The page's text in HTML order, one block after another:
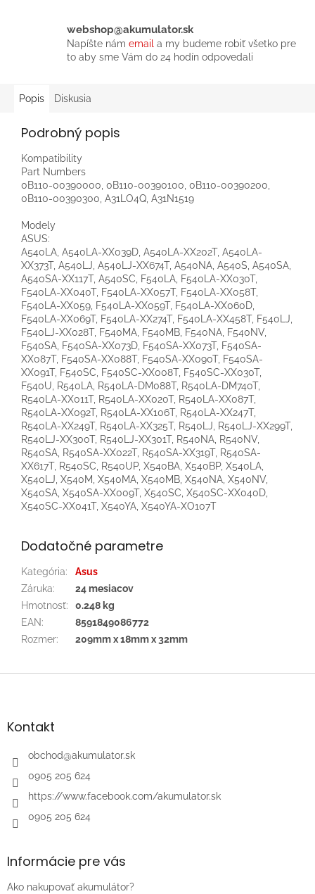
webshop@akumulator.sk
Napíšte nám email a my budeme robiť všetko pre
to aby sme Vám do 24 hodín odpovedali
Popis Diskusia
Podrobný popis
Kompatibility
Part Numbers
0B110-00390000, 0B110-00390100, 0B110-00390200,
0B110-00390300, A31LO4Q, A31N1519
Modely
ASUS:
A540LA, A540LA-XX039D, A540LA-XX202T, A540LA-
XX373T, A540LJ, A540LJ-XX674T, A540NA, A540S, A540SA,
A540SA-XX117T, A540SC, F540LA, F540LA-XX030T,
F540LA-XX040T, F540LA-XX057T, F540LA-XX058T,
F540LA-XX059, F540LA-XX059T, F540LA-XX060D,
F540LA-XX069T, F540LA-XX274T, F540LA-XX458T, F540LJ,
F540LJ-XX028T, F540MA, F540MB, F540NA, F540NV,
F540SA, F540SA-XX073D, F540SA-XX073T, F540SA-
XX087T, F540SA-XX088T, F540SA-XX090T, F540SA-
XX091T, F540SC, F540SC-XX008T, F540SC-XX030T,
F540U, R540LA, R540LA-DM088T, R540LA-DM740T,
R540LA-XX011T, R540LA-XX020T, R540LA-XX087T,
R540LA-XX092T, R540LA-XX106T, R540LA-XX247T,
R540LA-XX249T, R540LA-XX325T, R540LJ, R540LJ-XX299T,
R540LJ-XX300T, R540LJ-XX301T, R540NA, R540NV,
R540SA, R540SA-XX022T, R540SA-XX319T, R540SA-
XX617T, R540SC, R540UP, X540BA, X540BP, X540LA,
X540LJ, X540M, X540MA, X540MB, X540NA, X540NV,
X540SA, X540SA-XX009T, X540SC, X540SC-XX040D,
X540SC-XX041T, X540YA, X540YA-XO107T
Dodatočné parametre
Kategória:
Asus
Záruka:
24 mesiacov
Hmotnosť:
0.248 kg
EAN:
8591849086772
Rozmer: 209mm x 18mm x 32mm
Z
äKontakt
obchod@akumulator.sk
0905 205 624
https://www.facebook.com/akumulator.sk
0905 205 624
Informácie pre vás
Ako nakupovať akumulátor?